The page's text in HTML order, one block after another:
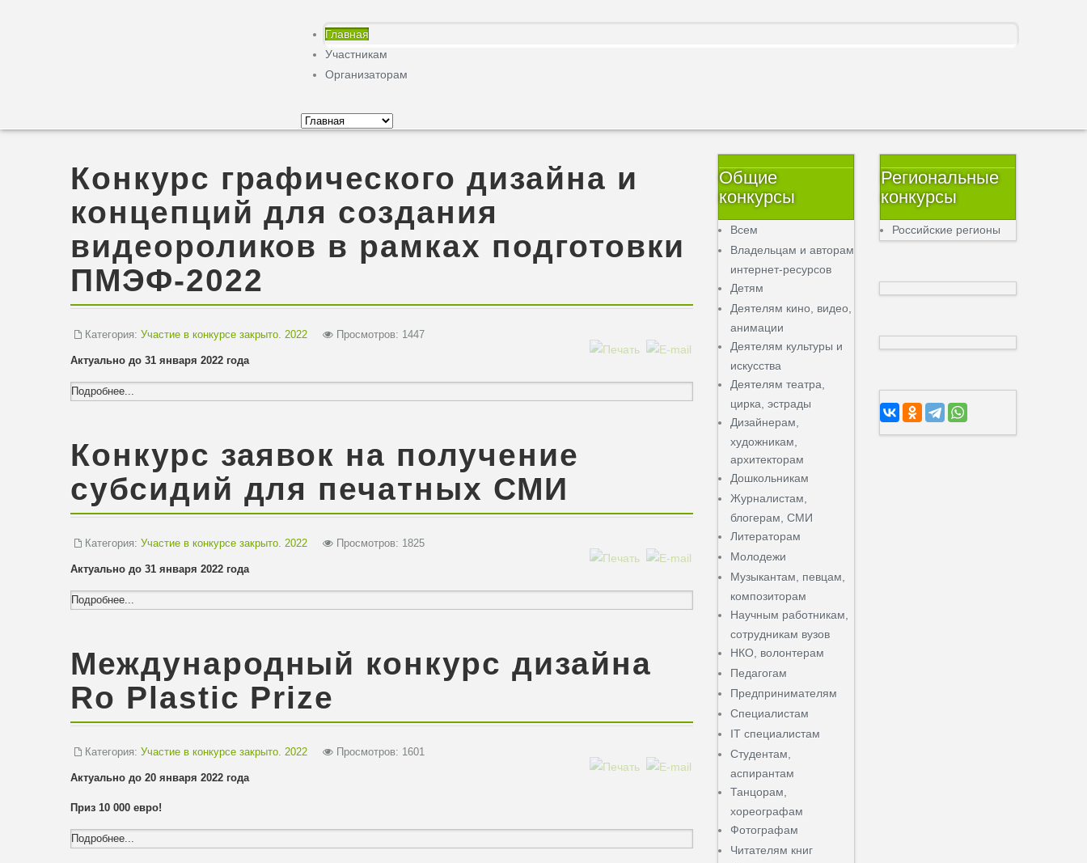
Главная
Участникам
Организаторам
Конкурс графического дизайна и
концепций для создания
видеороликов в рамках подготовки
ПМЭФ-2022
Категория: Участие в конкурсе закрыто. 2022 Просмотров: 1447
Актуально до 31 января 2022 года
Подробнее...
Конкурс заявок на получение
субсидий для печатных СМИ
Категория: Участие в конкурсе закрыто. 2022 Просмотров: 1825
Актуально до 31 января 2022 года
Подробнее...
Международный конкурс дизайна
Ro Plastic Prize
Категория: Участие в конкурсе закрыто. 2022 Просмотров: 1601
Актуально до 20 января 2022 года
Приз 10 000 евро!
Подробнее...
Общие
конкурсы
Всем
Владельцам и авторам
интернет-ресурсов
Детям
Деятелям кино, видео,
анимации
Деятелям культуры и
искусства
Деятелям театра,
цирка, эстрады
Дизайнерам,
художникам,
архитекторам
Дошкольникам
Журналистам,
блогерам, СМИ
Литераторам
Молодежи
Музыкантам, певцам,
композиторам
Научным работникам,
сотрудникам вузов
НКО, волонтерам
Педагогам
Предпринимателям
Специалистам
IT специалистам
Студентам,
аспирантам
Танцорам,
хореографам
Фотографам
Читателям книг
Региональные
конкурсы
Российские регионы